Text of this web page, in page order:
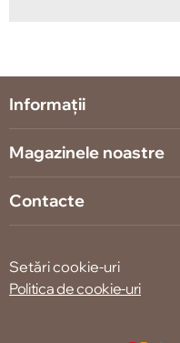
Informații
Magazinele noastre
Contacte
Setări cookie-uri
Politica de cookie-uri